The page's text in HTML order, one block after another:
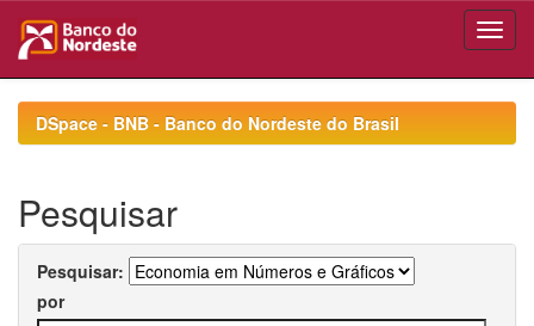
navigationDSpace - BNB - Banco do Nordeste do Brasil
Pesquisar
Pesquisar:
por